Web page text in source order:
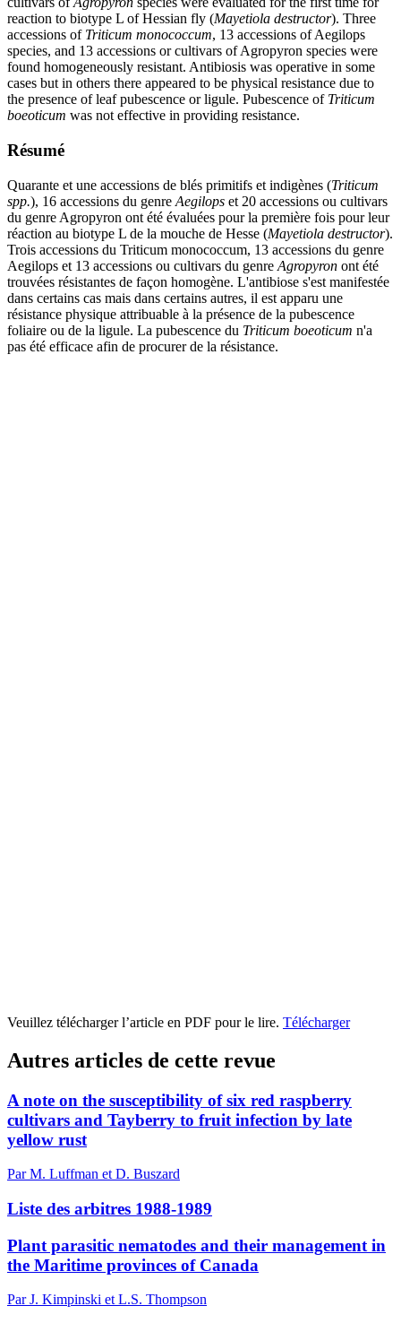
reaction to biotype L of Hessian fly (Mayetiola destructor). Three
accessions of Triticum monococcum, 13 accessions of Aegilops
species, and 13 accessions or cultivars of Agropyron species were
found homogeneously resistant. Antibiosis was operative in some
cases but in others there appeared to be physical resistance due to
the presence of leaf pubescence or ligule. Pubescence of Triticum
boeoticum was not effective in providing resistance.
Résumé
Quarante et une accessions de blés primitifs et indigènes (Triticum
spp.), 16 accessions du genre Aegilops et 20 accessions ou cultivars
du genre Agropyron ont été évaluées pour la première fois pour leur
réaction au biotype L de la mouche de Hesse (Mayetiola destructor).
Trois accessions du Triticum monococcum, 13 accessions du genre
Aegilops et 13 accessions ou cultivars du genre Agropyron ont été
trouvées résistantes de façon homogène. L'antibiose s'est manifestée
dans certains cas mais dans certains autres, il est apparu une
résistance physique attribuable à la présence de la pubescence
foliaire ou de la ligule. La pubescence du Triticum boeoticum n'a
pas été efficace afin de procurer de la résistance.
Veuillez télécharger l’article en PDF pour le lire. Télécharger
Autres articles de cette revue
A note on the susceptibility of six red raspberry
cultivars and Tayberry to fruit infection by late
yellow rust
Par M. Luffman et D. Buszard
Liste des arbitres 1988-1989
Plant parasitic nematodes and their management in
the Maritime provinces of Canada
Par J. Kimpinski et L.S. Thompson